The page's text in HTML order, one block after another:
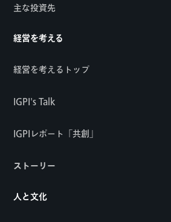
主な投資先
経営を考える
経営を考えるトップ
IGPI's Talk
IGPIレポート「共創」
ストーリー
人と文化